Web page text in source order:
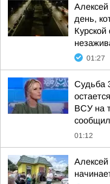
день,
01:27
Судьба
ВСУ на
01:12